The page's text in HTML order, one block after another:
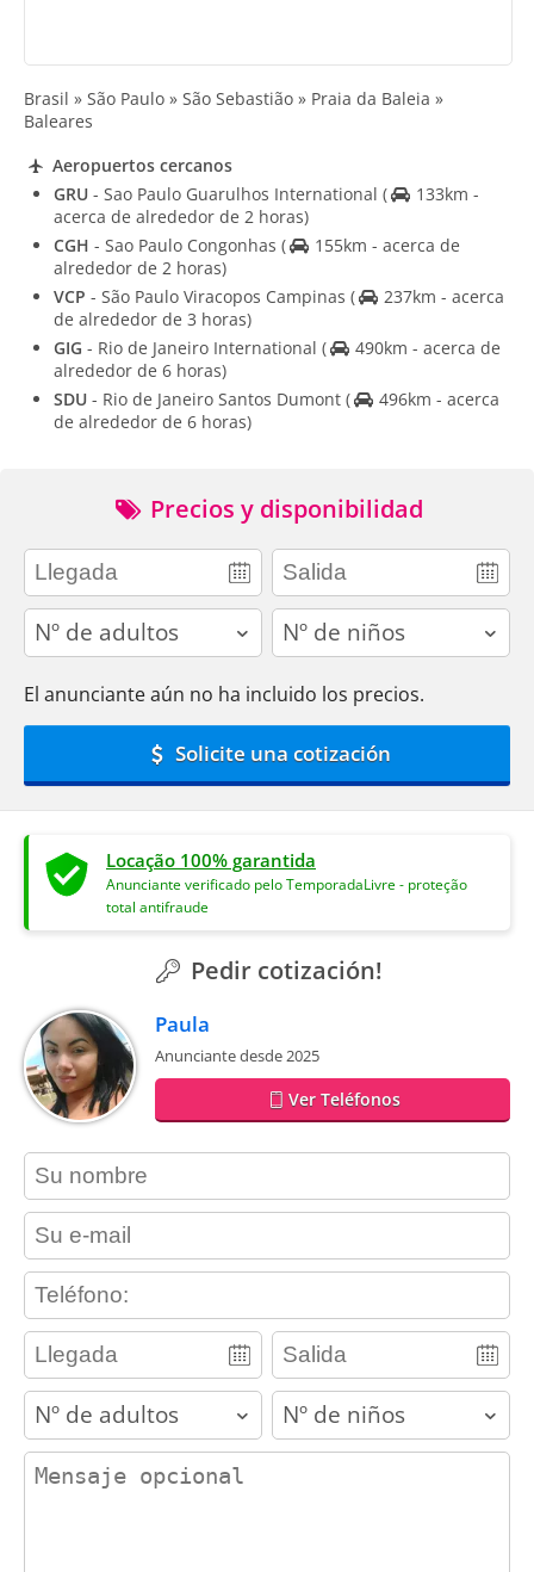
Brasil » São Paulo » São Sebastião » Praia da Baleia »
Baleares
Aeropuertos cercanos
GRU - Sao Paulo Guarulhos International (
133km -
acerca de alrededor de 2 horas)
CGH - Sao Paulo Congonhas (
155km - acerca de
alrededor de 2 horas)
VCP - São Paulo Viracopos Campinas (
237km - acerca
de alrededor de 3 horas)
GIG - Rio de Janeiro International (
490km - acerca de
alrededor de 6 horas)
SDU - Rio de Janeiro Santos Dumont (
496km - acerca
de alrededor de 6 horas)
Precios y disponibilidad
adults children
El anunciante aún no ha incluido los precios.
Solicite una cotización
Locação 100% garantida
Anunciante verificado pelo TemporadaLivre - proteção
total antifraude
Pedir cotización!
Paula
Anunciante desde 2025
Ver Teléfonos
contact_name
contact_email
contact_phone
adults children
contact_message